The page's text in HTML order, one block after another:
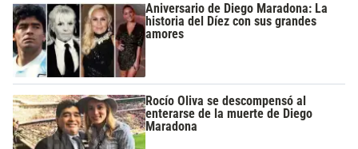
Aniversario de Diego Maradona: La
historia del Díez con sus grandes
amores
Rocío Oliva se descompensó al
enterarse de la muerte de Diego
Maradona